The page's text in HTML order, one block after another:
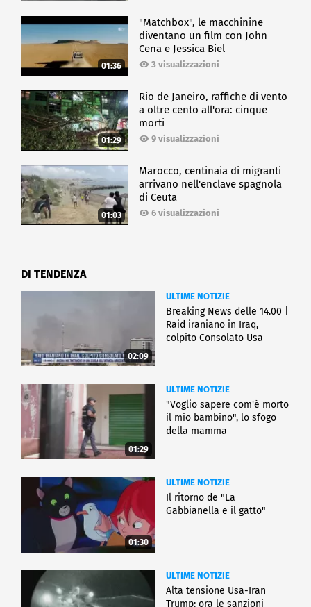
01:36
"Matchbox", le macchinine
diventano un film con John
Cena e Jessica Biel
3 visualizzazioni
01:29
Rio de Janeiro, raffiche di vento
a oltre cento all'ora: cinque
morti
9 visualizzazioni
01:03
Marocco, centinaia di migranti
arrivano nell'enclave spagnola
di Ceuta
6 visualizzazioni
DI TENDENZA
02:09
ULTIME NOTIZIE
Breaking News delle 14.00 |
Raid iraniano in Iraq,
colpito Consolato Usa
01:29
ULTIME NOTIZIE
"Voglio sapere com'è morto
il mio bambino", lo sfogo
della mamma
01:30
ULTIME NOTIZIE
Il ritorno de "La
Gabbianella e il gatto"
ULTIME NOTIZIE
Alta tensione Usa-Iran
Trump: ora le sanzioni